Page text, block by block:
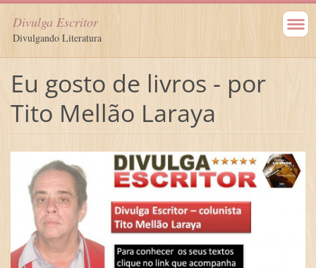
Divulga Escritor
Divulgando Literatura
Eu gosto de livros - por
Tito Mellão Laraya